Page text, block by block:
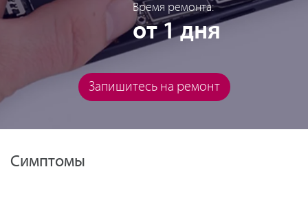
Время ремонта:
от 1 дня
Запишитесь на ремонт
Симптомы